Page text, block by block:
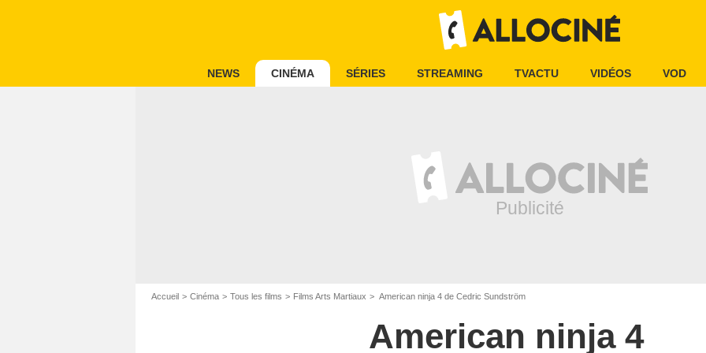
NEWS CINÉMA SÉRIES STREAMING TVACTU VIDÉOS VOD
Accueil Cinéma Tous les films Films Arts Martiaux American ninja 4 de Cedric Sundström
American ninja 4